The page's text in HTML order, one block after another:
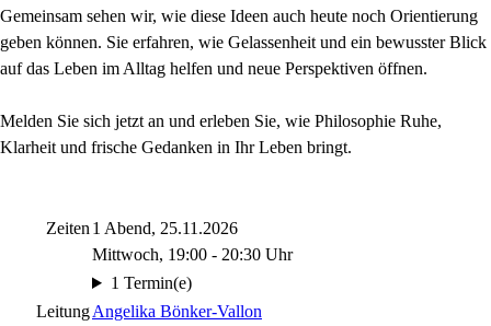
Gemeinsam sehen wir, wie diese Ideen auch heute noch Orientierung
geben können. Sie erfahren, wie Gelassenheit und ein bewusster Blick
auf das Leben im Alltag helfen und neue Perspektiven öffnen.
Melden Sie sich jetzt an und erleben Sie, wie Philosophie Ruhe,
Klarheit und frische Gedanken in Ihr Leben bringt.
Zeiten 1 Abend, 25.11.2026
Mittwoch, 19:00 - 20:30 Uhr
1 Termin(e)
LeitungAngelika Bönker-Vallon